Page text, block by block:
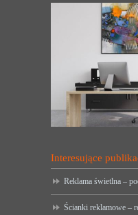
Interesujące
Reklama świetlna –
Ścianki reklamowe –